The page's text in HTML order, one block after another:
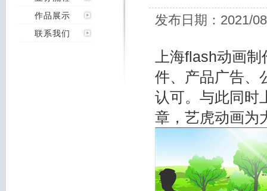
作品展示
联系我们
发布日期：2021/
上海flash动画
件、产品广告、
认可。与此同时
章，艺虎动画为